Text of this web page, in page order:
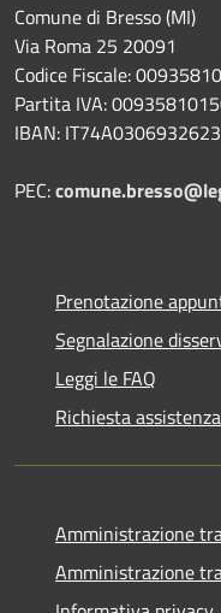
Comune di Bresso (MI)
Via Roma 25 20091
Codice Fiscale:
Partita IVA:
IBAN:
PEC:
Prenotazione
Segnalazione
Leggi le FAQ
Richiesta assistenza
Amministrazione
Amministrazione